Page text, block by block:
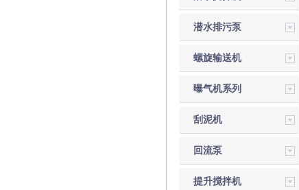
潜水排污泵
螺旋输送机
曝气机系列
刮泥机
回流泵
提升搅拌机